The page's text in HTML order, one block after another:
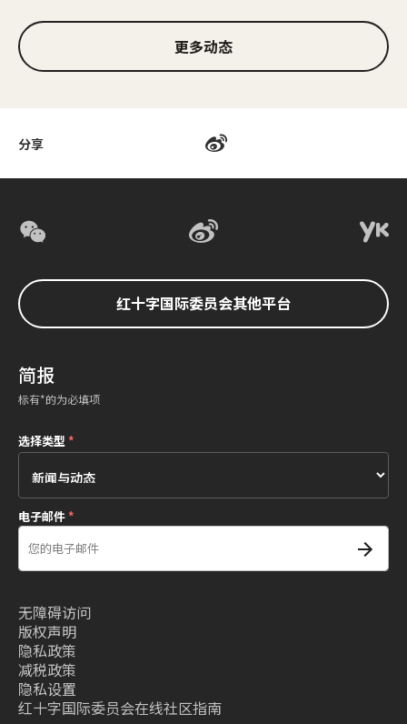
分享
更多动态
红十字国际委员会其他平台
简报
标有*的为必填项
选择类型*
电子邮件*
无障碍访问
版权声明
隐私政策
减税政策
隐私设置
红十字国际委员会在线社区指南